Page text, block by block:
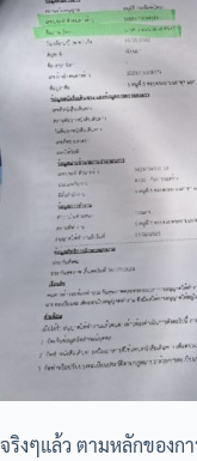
จริงๆแล้ว ตามหลักของก